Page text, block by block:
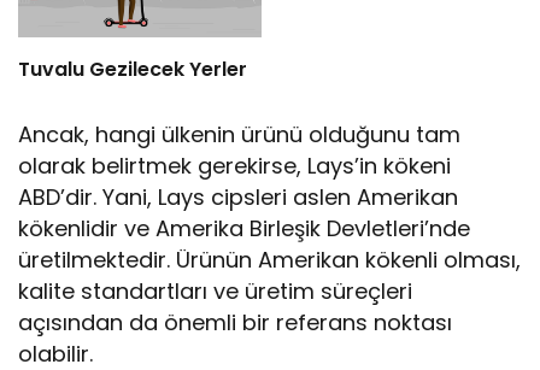
Tuvalu Gezilecek Yerler
Ancak, hangi ülkenin ürünü olduğunu tam
olarak belirtmek gerekirse, Lays’in kökeni
ABD’dir. Yani, Lays cipsleri aslen Amerikan
kökenlidir ve Amerika Birleşik Devletleri’nde
üretilmektedir. Ürünün Amerikan kökenli olması,
kalite standartları ve üretim süreçleri
açısından da önemli bir referans noktası
olabilir.